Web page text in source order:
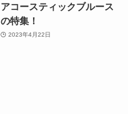
アコースティックブルース
の特集！
2023年4月22日